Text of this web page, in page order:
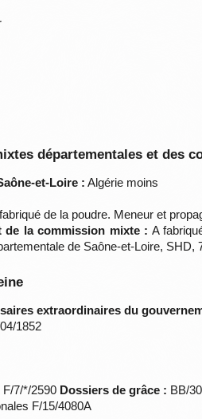
départementales et des
et-Loire : Algérie moins
de la poudre. Meneur et
de la commission mixte : A
de Saône-et-Loire, SHD,
extraordinaires du
1852
7/*/2590 Dossiers de grâce : BB/
F/15/4080A